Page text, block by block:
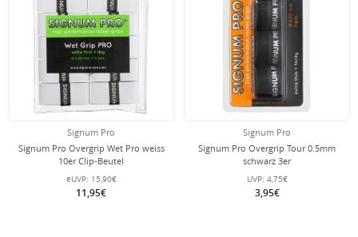
Signum Pro
Signum Pro Overgrip Wet Pro weiss
10er Clip-Beutel
eUVP: 15,90€
11,95€
Signum Pro
Signum Pro Overgrip Tour 0.5mm
schwarz 3er
UVP: 4,75€
3,95€